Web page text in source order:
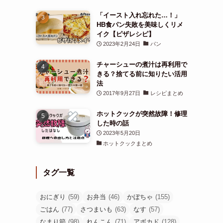
「イースト入れ忘れた…！」
HB食パン失敗を美味しくリメ
イク【ピザレシピ】
2023年2月24日 パン
チャーシューの煮汁は再利用で
きる？捨てる前に知りたい活用
法
2017年9月27日 レシピまとめ
ホットクックが突然故障！修理
した時の話
2023年5月20日
ホットクックまとめ
タグ一覧
おにぎり (59) お弁当 (46) かぼちゃ (155)
ごはん (77) さつまいも (63) なす (57)